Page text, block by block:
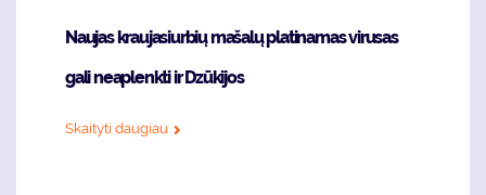
Naujas kraujasiurbių mašalų platinamas virusas
gali neaplenkti ir Dzūkijos
Skaityti daugiau